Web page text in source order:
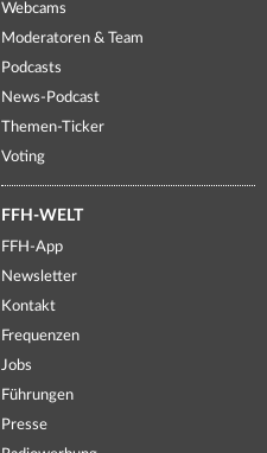
Webcams
Moderatoren & Team
Podcasts
News-Podcast
Themen-Ticker
Voting
FFH-WELT
FFH-App
Newsletter
Kontakt
Frequenzen
Jobs
Führungen
Presse